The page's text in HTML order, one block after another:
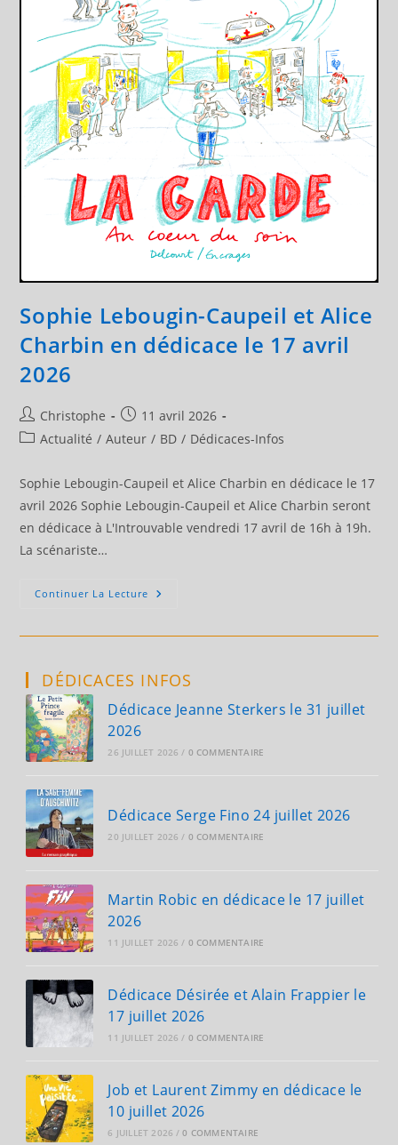
Sophie Lebougin-Caupeil et Alice
Charbin en dédicace le 17 avril
2026
Auteur/autrice
de
Christophe
Publication
publiée :
11 avril 2026
PostActualité / Auteur / BD / Dédicaces-Infos
Sophie Lebougin-Caupeil et Alice Charbin en dédicace le 17
avril 2026 Sophie Lebougin-Caupeil et Alice Charbin seront
en dédicace à L'Introuvable vendredi 17 avril de 16h à 19h.
La scénariste…
Continuer La Lecture Sophie
Dédicace
17
Avril
DÉDICACES INFOS
Dédicace Jeanne Sterkers le 31 juillet
2026
26 JUILLET 2026 / 0 COMMENTAIRE
Dédicace Serge Fino 24 juillet 2026
20 JUILLET 2026 / 0 COMMENTAIRE
Martin Robic en dédicace le 17 juillet
2026
11 JUILLET 2026 / 0 COMMENTAIRE
Dédicace Désirée et Alain Frappier le
17 juillet 2026
11 JUILLET 2026 / 0 COMMENTAIRE
Job et Laurent Zimmy en dédicace le
10 juillet 2026
6 JUILLET 2026 / 0 COMMENTAIRE